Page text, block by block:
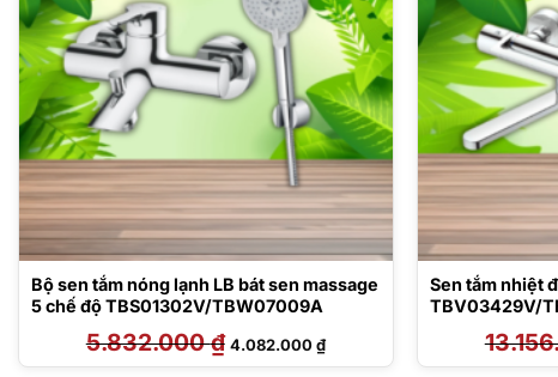
Bộ sen tắm nóng lạnh LB bát sen massage
5 chế độ TBS01302V/TBW07009A
5.832.000₫ Giá
gốc
là:
4.082.000₫Giá
hiện
tại
Sen tắm nhiệt
TBV03429V/